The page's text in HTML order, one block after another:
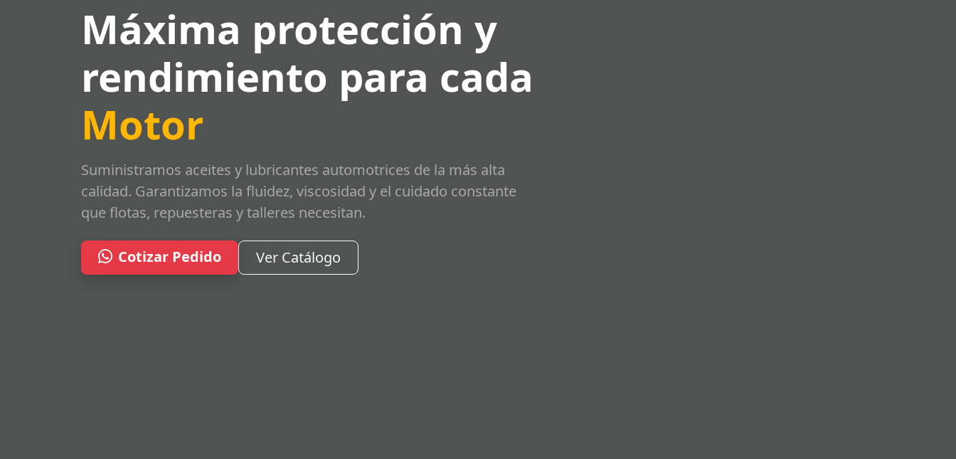
Máxima protección y
rendimiento para cada
Motor
Suministramos aceites y lubricantes automotrices de la más alta
calidad. Garantizamos la fluidez, viscosidad y el cuidado constante
que flotas, repuesteras y talleres necesitan.
Cotizar Pedido Ver Catálogo